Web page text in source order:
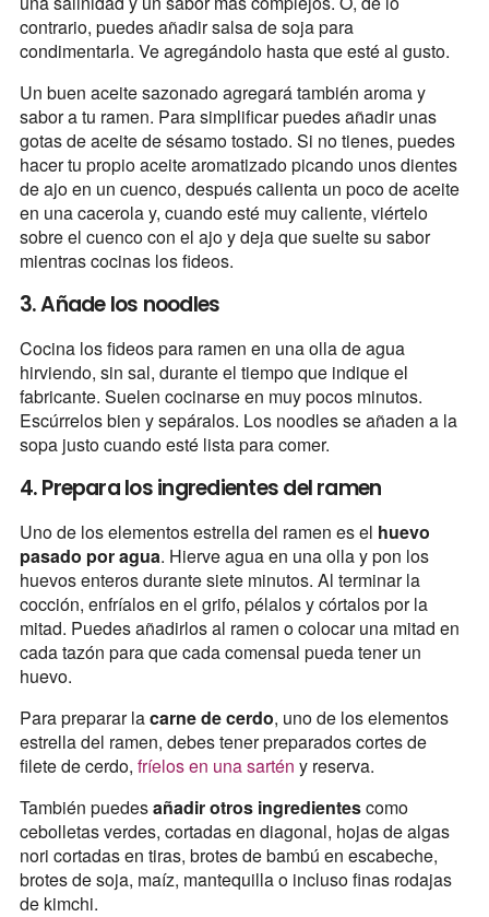
contrario, puedes añadir salsa de soja para
condimentarla. Ve agregándolo hasta que esté al gusto.
Un buen aceite sazonado agregará también aroma y
sabor a tu ramen. Para simplificar puedes añadir unas
gotas de aceite de sésamo tostado. Si no tienes, puedes
hacer tu propio aceite aromatizado picando unos dientes
de ajo en un cuenco, después calienta un poco de aceite
en una cacerola y, cuando esté muy caliente, viértelo
sobre el cuenco con el ajo y deja que suelte su sabor
mientras cocinas los fideos.
3. Añade los noodles
Cocina los fideos para ramen en una olla de agua
hirviendo, sin sal, durante el tiempo que indique el
fabricante. Suelen cocinarse en muy pocos minutos.
Escúrrelos bien y sepáralos. Los noodles se añaden a la
sopa justo cuando esté lista para comer.
4. Prepara los ingredientes del ramen
Uno de los elementos estrella del ramen es el huevo
pasado por agua. Hierve agua en una olla y pon los
huevos enteros durante siete minutos. Al terminar la
cocción, enfríalos en el grifo, pélalos y córtalos por la
mitad. Puedes añadirlos al ramen o colocar una mitad en
cada tazón para que cada comensal pueda tener un
huevo.
Para preparar lacarne de cerdo, uno de los elementos
estrella del ramen, debes tener preparados cortes de
filete de cerdo, fríelos en una sartén y reserva.
También puedesañadir otros ingredientescomo
cebolletas verdes, cortadas en diagonal, hojas de algas
nori cortadas en tiras, brotes de bambú en escabeche,
brotes de soja, maíz, mantequilla o incluso finas rodajas
de kimchi.